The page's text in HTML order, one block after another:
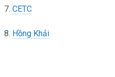
7. CETC
8. Hồng Khải